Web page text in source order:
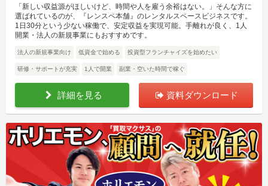
「新しい収益源がほしいけど、時間や人を雇う余裕はない。」そんな方に
選ばれているのが、『レンスペ本舗』のレンタルスペースビジネスです。
1日30分という少ない稼働で、安定収益を実現可能。手離れが良く、1人
開業・法人の新規事業にもおすすめです。
法人の新規事業向け 低資金で始める 投資型フランチャイズを始めたい
研修・サポートが充実 1人で開業 副業・空いた時間で稼ぐ
詳細を見る 資料ダウンロード